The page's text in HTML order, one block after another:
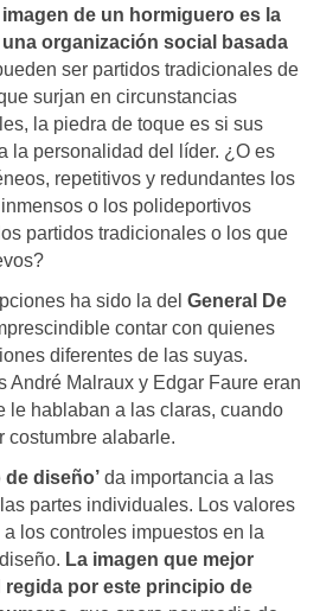
imagen de un hormiguero es la
organización social basada
ser partidos tradicionales de
surjan en circunstancias
la piedra de toque es si sus
la personalidad del líder. ¿O es
repetitivos y redundantes los
o los polideportivos
partidos tradicionales o los que
ha sido la del General De
contar con quienes
diferentes de las suyas.
André Malraux y Edgar Faure eran
le hablaban a las claras, cuando
costumbre alabarle.
diseño’ da importancia a las
partes individuales. Los valores
los controles impuestos en la
La imagen que mejor
regida por este principio de